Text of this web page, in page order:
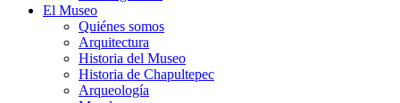
El Museo
Quiénes somos
Arquitectura
Historia del Museo
Historia de Chapultepec
Arqueología